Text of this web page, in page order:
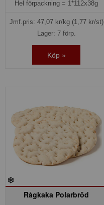
Hel förpackning = 1*112x38g
Jmf.pris: 47,07kr/kg (1,77 kr/st)
Lager: 7 förp.
Köp »
Rågkaka Polarbröd